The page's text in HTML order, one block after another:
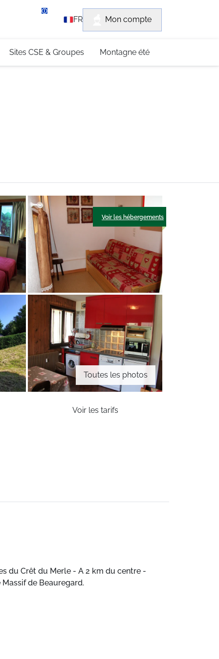
(0)4 79 96 30 69
FR Mon compte
Sites CSE & Groupes Montagne été
Toutes les photos
Voir les hébergements
Voir les tarifs
du Crêt du Merle - A 2 km du centre -
de Beauregard.